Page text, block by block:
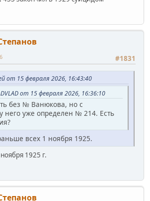
#1831
от 15 февраля 2026, 16:43:40
от 15 февраля 2026, 16:36:10
без № Ванюкова, но с
него уже определен № 214. Есть
всех 1 ноября 1925.
1925 г.